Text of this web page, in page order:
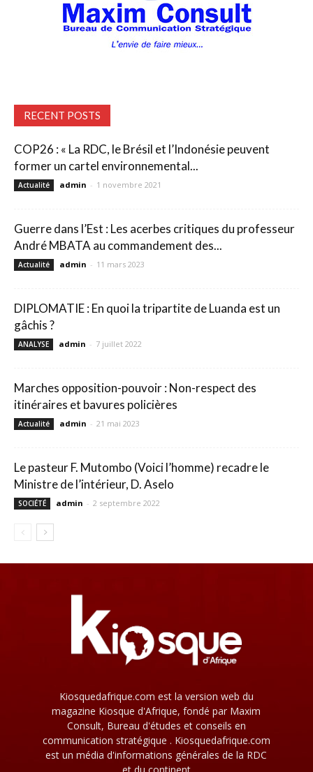
RECENT POSTS
COP26 : « La RDC, le Brésil et l’Indonésie peuvent
former un cartel environnemental...
Actualité admin - 1 novembre 2021
Guerre dans l’Est : Les acerbes critiques du professeur
André MBATA au commandement des...
Actualité admin - 11 mars 2023
DIPLOMATIE : En quoi la tripartite de Luanda est un
gâchis ?
ANALYSE admin - 7 juillet 2022
Marches opposition-pouvoir : Non-respect des
itinéraires et bavures policières
Actualité admin - 21 mai 2023
Le pasteur F. Mutombo (Voici l’homme) recadre le
Ministre de l’intérieur, D. Aselo
SOCIÉTÉ admin - 2 septembre 2022
Kiosquedafrique.com est la version web du
magazine Kiosque d'Afrique, fondé par Maxim
Consult, Bureau d'études et conseils en
communication stratégique . Kiosquedafrique.com
est un média d'informations générales de la RDC